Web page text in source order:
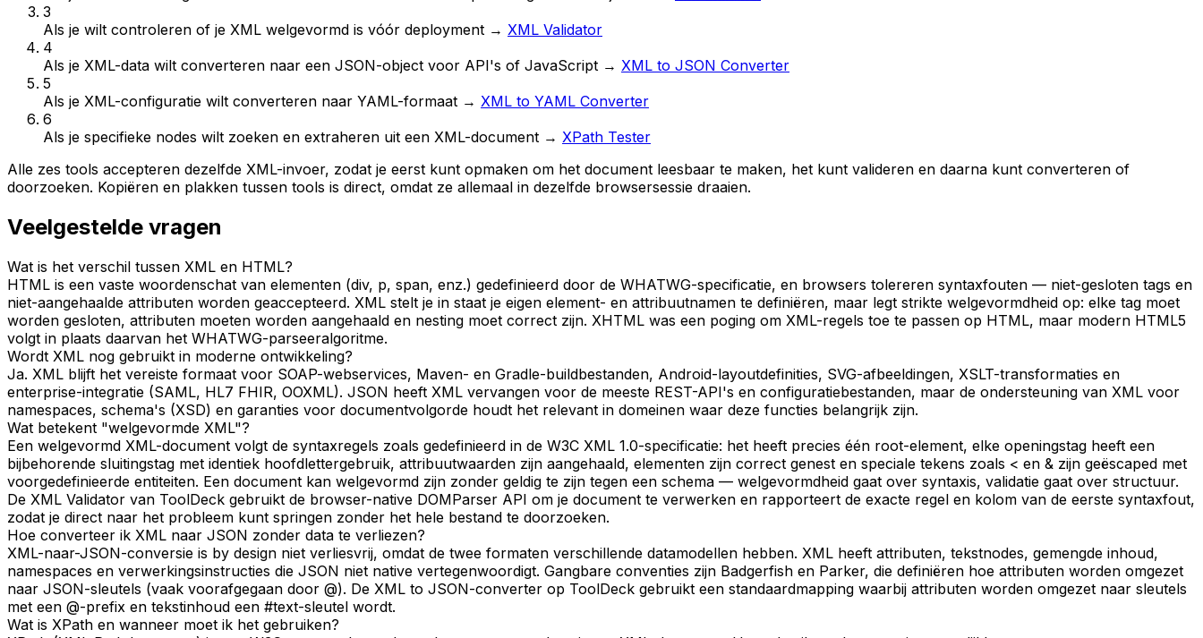
3
Als je wilt controleren of je XML welgevormd is vóór deployment → XML Validator
4
Als je XML-data wilt converteren naar een JSON-object voor API's of JavaScript → XML to JSON Converter
5
Als je XML-configuratie wilt converteren naar YAML-formaat → XML to YAML Converter
6
Als je specifieke nodes wilt zoeken en extraheren uit een XML-document → XPath Tester
Alle zes tools accepteren dezelfde XML-invoer, zodat je eerst kunt opmaken om het document leesbaar te maken, het kunt valideren en daarna kunt converteren of
doorzoeken. Kopiëren en plakken tussen tools is direct, omdat ze allemaal in dezelfde browsersessie draaien.
Veelgestelde vragen
Wat is het verschil tussen XML en HTML?
HTML is een vaste woordenschat van elementen (div, p, span, enz.) gedefinieerd door de WHATWG-specificatie, en browsers tolereren syntaxfouten — niet-gesloten tags en
niet-aangehaalde attributen worden geaccepteerd. XML stelt je in staat je eigen element- en attribuutnamen te definiëren, maar legt strikte welgevormdheid op: elke tag moet
worden gesloten, attributen moeten worden aangehaald en nesting moet correct zijn. XHTML was een poging om XML-regels toe te passen op HTML, maar modern HTML5
volgt in plaats daarvan het WHATWG-parseeralgoritme.
Wordt XML nog gebruikt in moderne ontwikkeling?
Ja. XML blijft het vereiste formaat voor SOAP-webservices, Maven- en Gradle-buildbestanden, Android-layoutdefinities, SVG-afbeeldingen, XSLT-transformaties en
enterprise-integratie (SAML, HL7 FHIR, OOXML). JSON heeft XML vervangen voor de meeste REST-API's en configuratiebestanden, maar de ondersteuning van XML voor
namespaces, schema's (XSD) en garanties voor documentvolgorde houdt het relevant in domeinen waar deze functies belangrijk zijn.
Wat betekent "welgevormde XML"?
Een welgevormd XML-document volgt de syntaxregels zoals gedefinieerd in de W3C XML 1.0-specificatie: het heeft precies één root-element, elke openingstag heeft een
bijbehorende sluitingstag met identiek hoofdlettergebruik, attribuutwaarden zijn aangehaald, elementen zijn correct genest en speciale tekens zoals < en & zijn geëscaped met
voorgedefinieerde entiteiten. Een document kan welgevormd zijn zonder geldig te zijn tegen een schema — welgevormdheid gaat over syntaxis, validatie gaat over structuur.
De XML Validator van ToolDeck gebruikt de browser-native DOMParser API om je document te verwerken en rapporteert de exacte regel en kolom van de eerste syntaxfout,
zodat je direct naar het probleem kunt springen zonder het hele bestand te doorzoeken.
Hoe converteer ik XML naar JSON zonder data te verliezen?
XML-naar-JSON-conversie is by design niet verliesvrij, omdat de twee formaten verschillende datamodellen hebben. XML heeft attributen, tekstnodes, gemengde inhoud,
namespaces en verwerkingsinstructies die JSON niet native vertegenwoordigt. Gangbare conventies zijn Badgerfish en Parker, die definiëren hoe attributen worden omgezet
naar JSON-sleutels (vaak voorafgegaan door @). De XML to JSON-converter op ToolDeck gebruikt een standaardmapping waarbij attributen worden omgezet naar sleutels
met een @-prefix en tekstinhoud een #text-sleutel wordt.
Wat is XPath en wanneer moet ik het gebruiken?